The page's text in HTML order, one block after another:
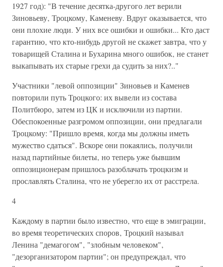
1927 год): "В течение десятка-другого лет верили
Зиновьеву‚ Троцкому‚ Каменеву. Вдруг оказывается‚ что
они плохие люди. У них все ошибки и ошибки... Кто даст
гарантию‚ что кто-нибудь другой не скажет завтра‚ что у
товарищей Сталина и Бухарина много ошибок‚ не станет
выкапывать их старые грехи да судить за них?.."
Участники "левой оппозиции" Зиновьев и Каменев
повторили путь Троцкого: их вывели из состава
Политбюро‚ затем из ЦК и исключили из партии.
Обеспокоенные разгромом оппозиции‚ они предлагали
Троцкому: "Пришло время‚ когда мы должны иметь
мужество сдаться". Вскоре они покаялись‚ получили
назад партийные билеты‚ но теперь уже бывшим
оппозиционерам пришлось разоблачать троцкизм и
прославлять Сталина‚ что не уберегло их от расстрела.
4
Каждому в партии было известно‚ что еще в эмиграции‚
во время теоретических споров‚ Троцкий называл
Ленина "демагогом"‚ "злобным человеком"‚
"дезорганизатором партии"; он предупреждал‚ что